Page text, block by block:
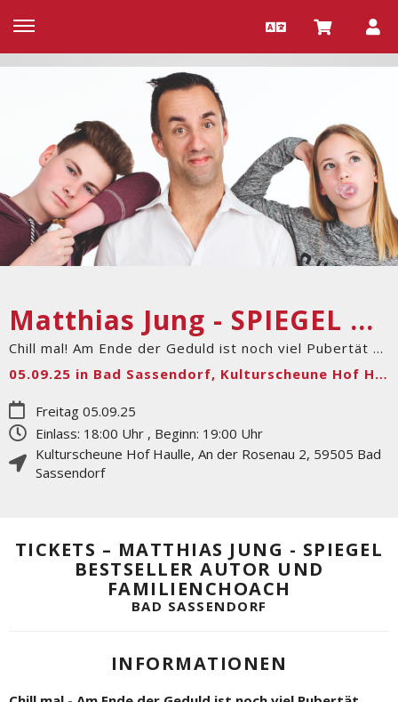
Matthias Jung - SPIEGEL Bestseller Autor und Familienchoach
Chill mal! Am Ende der Geduld ist noch viel Pubertät übrig
05.09.25 in Bad Sassendorf, Kulturscheune Hof Haulle
Freitag 05.09.25
Einlass: 18:00 Uhr , Beginn: 19:00 Uhr
Kulturscheune Hof Haulle, An der Rosenau 2, 59505 Bad
Sassendorf
TICKETS – MATTHIAS JUNG - SPIEGEL
BESTSELLER AUTOR UND
FAMILIENCHOACH
BAD SASSENDORF
INFORMATIONEN